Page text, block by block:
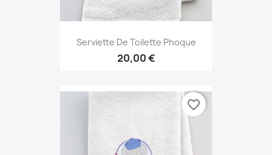
Serviette De Toilette Phoque
20,00 €
favorite_border